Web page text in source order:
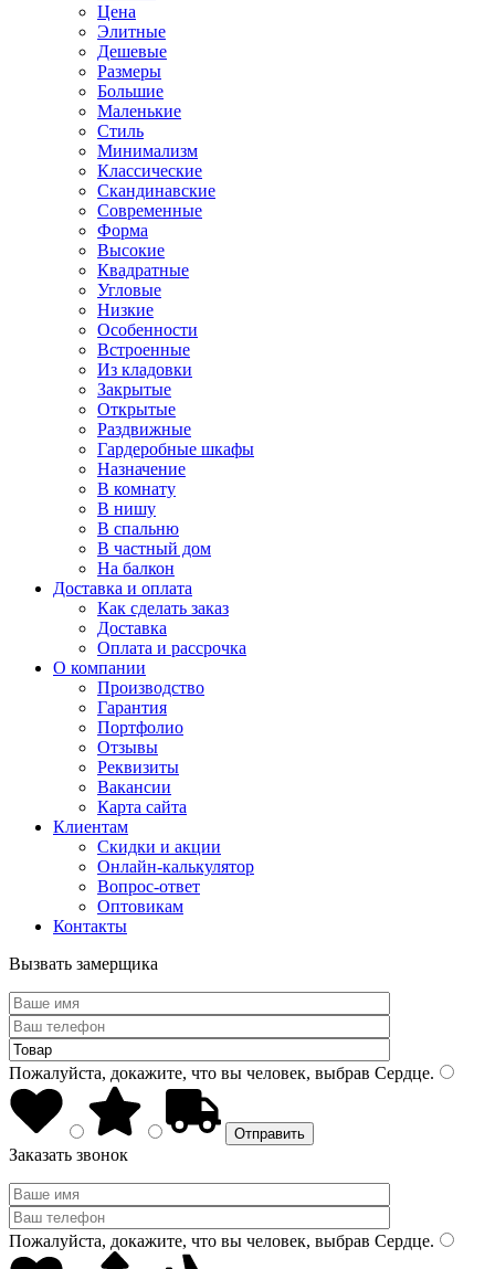
Цена
Элитные
Дешевые
Размеры
Большие
Маленькие
Стиль
Минимализм
Классические
Скандинавские
Современные
Форма
Высокие
Квадратные
Угловые
Низкие
Особенности
Встроенные
Из кладовки
Закрытые
Открытые
Раздвижные
Гардеробные шкафы
Назначение
В комнату
В нишу
В спальню
В частный дом
На балкон
Доставка и оплата
Как сделать заказ
Доставка
Оплата и рассрочка
О компании
Производство
Гарантия
Портфолио
Отзывы
Реквизиты
Вакансии
Карта сайта
Клиентам
Скидки и акции
Онлайн-калькулятор
Вопрос-ответ
Оптовикам
Контакты
Вызвать замерщика
Пожалуйста, докажите, что вы человек, выбрав Сердце.
Заказать звонок
Пожалуйста, докажите, что вы человек, выбрав Сердце.